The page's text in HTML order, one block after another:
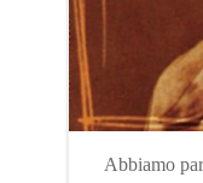
Abbiamo